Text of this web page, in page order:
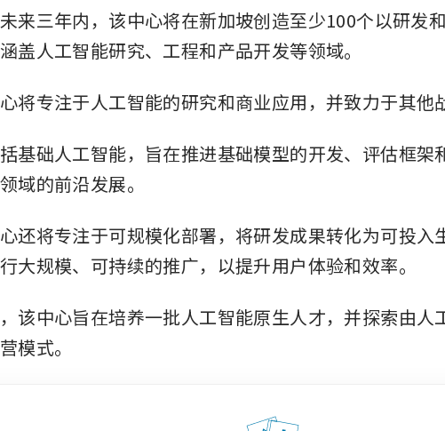
来三年内，该中心将在新加坡创造至少100个以研发
盖人工智能研究、工程和产品开发等领域。
将专注于人工智能的研究和商业应用，并致力于其他
基础人工智能，旨在推进基础模型的开发、评估框架
域的前沿发展。
还将专注于可规模化部署，将研发成果转化为可投入
大规模、可持续的推广，以提升用户体验和效率。
该中心旨在培养一批人工智能原生人才，并探索由人
模式。